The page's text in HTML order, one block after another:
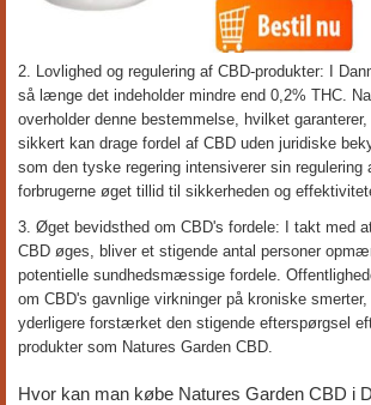
2. Lovlighed og regulering af CBD-produkter: I
så længe det indeholder mindre end 0,2% THC.
overholder denne bestemmelse, hvilket
sikkert kan drage fordel af CBD uden juridiske
som den tyske regering intensiverer sin regulering
forbrugerne øget tillid til sikkerheden og
3. Øget bevidsthed om CBD's fordele: I takt med
CBD øges, bliver et stigende antal personer
potentielle sundhedsmæssige fordele.
om CBD's gavnlige virkninger på kroniske
yderligere forstærket den stigende efterspørgsel
produkter som Natures Garden CBD.
Hvor kan man købe Natures Garden CBD i